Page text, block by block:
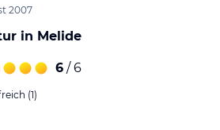
2007
in Melide
6 / 6
(1)